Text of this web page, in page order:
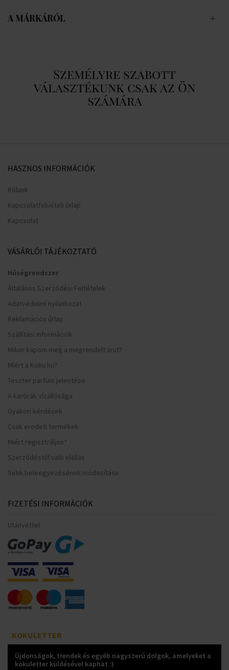
A MÁRKÁRÓL
Személyre szabott
választékunk csak az Ön
számára
HASZNOS INFORMÁCIÓK
Rólunk
Kapcsolatfelvételi űrlap
Kapcsolat
VÁSÁRLÓI TÁJÉKOZTATÓ
Hűségrendszer
Általános Szerződési Feltételek
Adatvédelmi nyilatkozat
Reklamációs űrlap
Szállítási információk
Mikor kapom meg a megrendelt árut?
Miért a Koku.hu?
Teszter parfüm jelentése
A karórák vízállósága
Gyakori kérdések
Csak eredeti termékek
Miért regisztráljon?
Szerződéstől való elállás
Sütik beleegyezésének módosítása
FIZETÉSI INFORMÁCIÓK
Utánvéttel
KOKULETTER
Újdonságok, trendek és egyéb nagyszerű dolgok, amelyeket a
kokuletter küldésével kaphat :)